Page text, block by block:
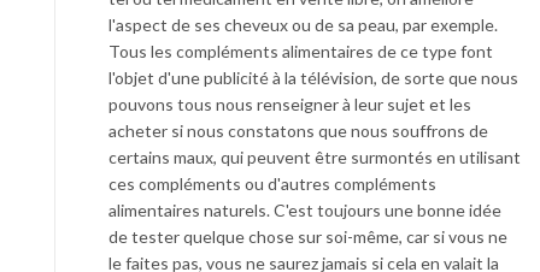
l'aspect de ses cheveux ou de sa peau, par exemple.
Tous les compléments alimentaires de ce type font
l'objet d'une publicité à la télévision, de sorte que nous
pouvons tous nous renseigner à leur sujet et les
acheter si nous constatons que nous souffrons de
certains maux, qui peuvent être surmontés en utilisant
ces compléments ou d'autres compléments
alimentaires naturels. C'est toujours une bonne idée
de tester quelque chose sur soi-même, car si vous ne
le faites pas, vous ne saurez jamais si cela en valait la